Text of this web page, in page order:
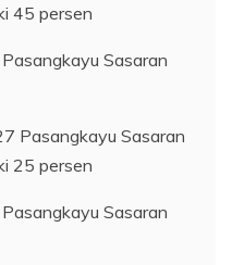
Sasaran
Sasaran